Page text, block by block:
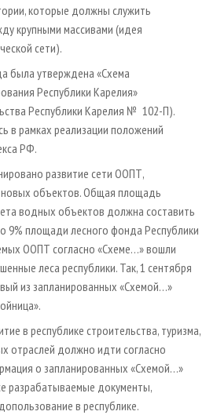
которые должны служить
крупными массивами (идея
сети).
была утверждена «Схема
Республики Карелия»
Республики Карелия № 102-П).
в рамках реализации положений
РФ.
развитие сети ООПТ,
объектов. Общая площадь
водных объектов должна составить
9% площади лесного фонда Республики
ООПТ согласно «Схеме…» вошли
леса республики. Так, 1 сентября
из запланированных «Схемой…»
в республике строительства, туризма,
отраслей должно идти согласно
о запланированных «Схемой…»
разрабатываемые документы,
в республике.